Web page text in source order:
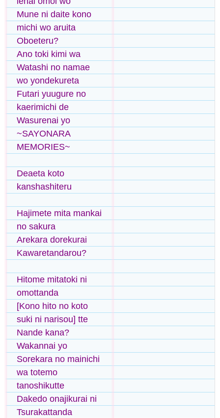
Mune ni daite kono
michi wo aruita
Oboeteru?
Ano toki kimi wa
Watashi no namae
wo yondekureta
Futari yuugure no
kaerimichi de
Wasurenai yo
~SAYONARA
MEMORIES~
Deaeta koto
kanshashiteru
Hajimete mita mankai
no sakura
Arekara dorekurai
Kawaretandarou?
Hitome mitatoki ni
omottanda
[Kono hito no koto
suki ni narisou] tte
Nande kana?
Wakannai yo
Sorekara no mainichi
wa totemo
tanoshikutte
Dakedo onajikurai ni
Tsurakattanda